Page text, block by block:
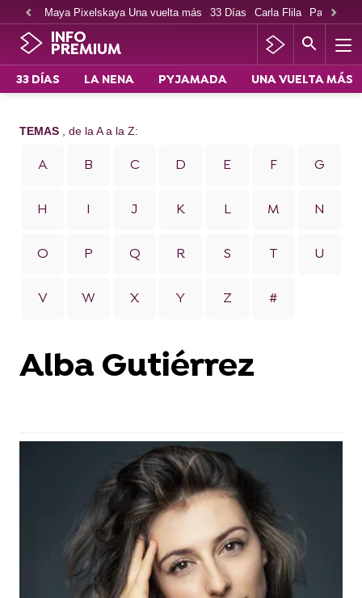
Maya Pixelskaya Una vuelta más 33 Días Carla Flila Paco
INFO
PREMIUM
33 DÍAS LA NENA PYJAMADA UNA VUELTA MÁS
TEMAS , de la A a la Z:
A B C D E F G
H I J K L M N
O P Q R S T U
V W X Y Z #
Alba Gutiérrez